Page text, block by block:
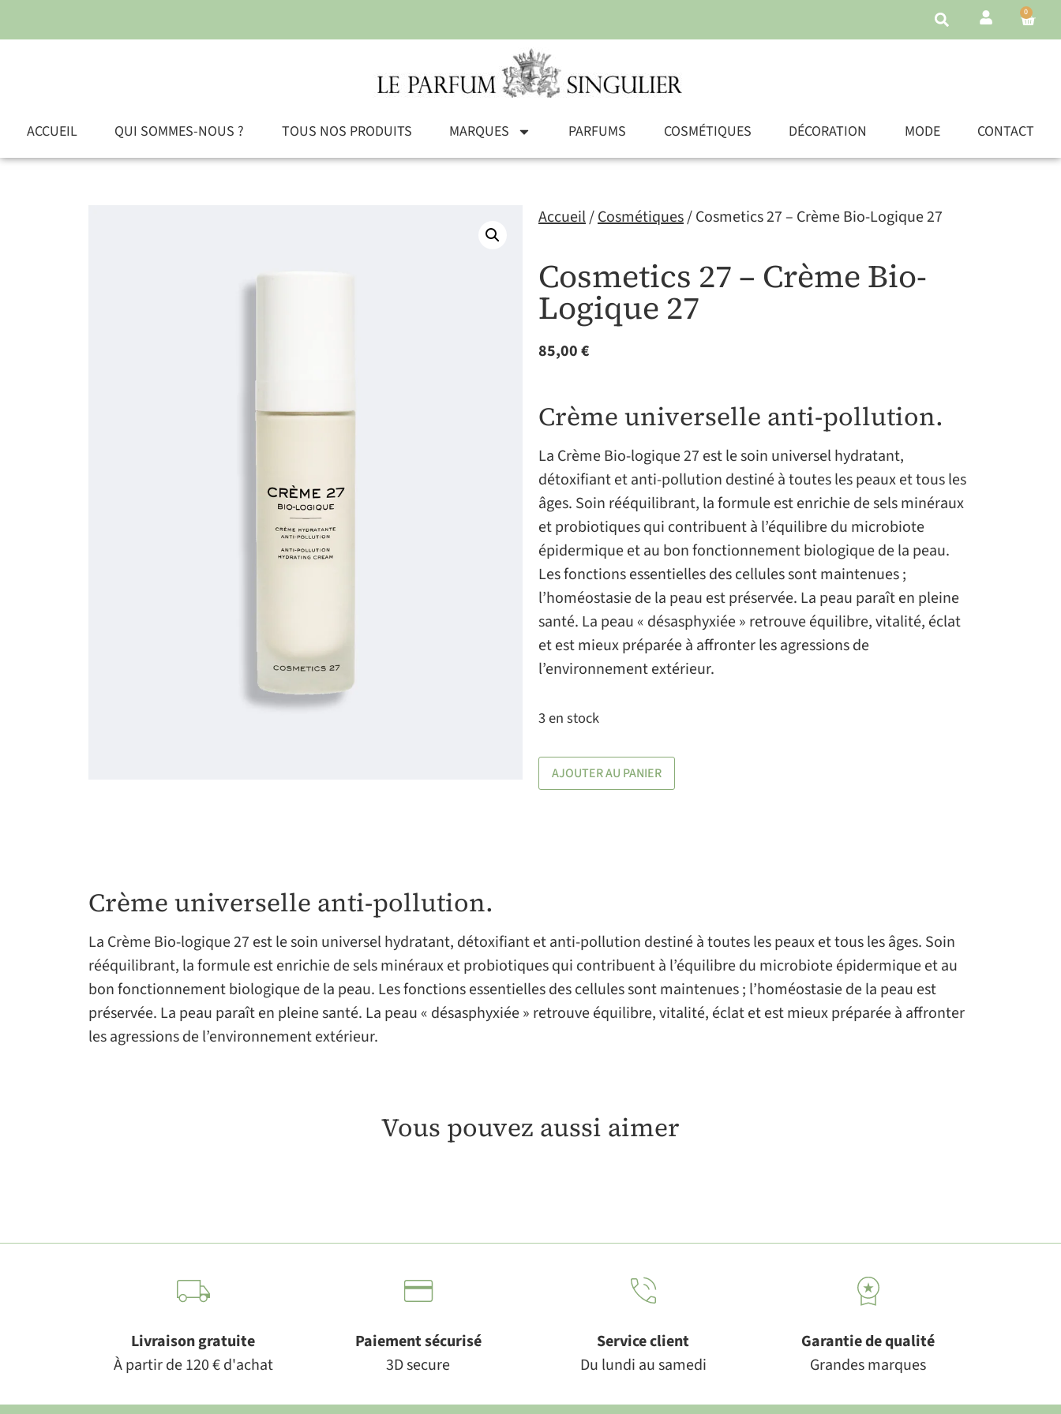
0
ACCUEIL QUI SOMMES-NOUS ? TOUS NOS PRODUITS MARQUES PARFUMS COSMÉTIQUES DÉCORATION MODE CONTACT
Accueil/Cosmétiques/ Cosmetics 27 – Crème Bio-Logique 27
Cosmetics 27 – Crème Bio-
Logique 27
85,00€
Crème universelle anti-pollution.
La Crème Bio-logique 27 est le soin universel hydratant,
détoxifiant et anti-pollution destiné à toutes les peaux et tous les
âges. Soin rééquilibrant, la formule est enrichie de sels minéraux
et probiotiques qui contribuent à l’équilibre du microbiote
épidermique et au bon fonctionnement biologique de la peau.
Les fonctions essentielles des cellules sont maintenues ;
l’homéostasie de la peau est préservée. La peau paraît en pleine
santé. La peau « désasphyxiée » retrouve équilibre, vitalité, éclat
et est mieux préparée à affronter les agressions de
l’environnement extérieur.
3 en stock
AJOUTER AU PANIER
Crème universelle anti-pollution.
La Crème Bio-logique 27 est le soin universel hydratant, détoxifiant et anti-pollution destiné à toutes les peaux et tous les âges. Soin
rééquilibrant, la formule est enrichie de sels minéraux et probiotiques qui contribuent à l’équilibre du microbiote épidermique et au
bon fonctionnement biologique de la peau. Les fonctions essentielles des cellules sont maintenues ; l’homéostasie de la peau est
préservée. La peau paraît en pleine santé. La peau « désasphyxiée » retrouve équilibre, vitalité, éclat et est mieux préparée à affronter
les agressions de l’environnement extérieur.
Vous pouvez aussi aimer
Livraison gratuite
À partir de 120 € d'achat
Paiement sécurisé
3D secure
Service client
Du lundi au samedi
Garantie de qualité
Grandes marques